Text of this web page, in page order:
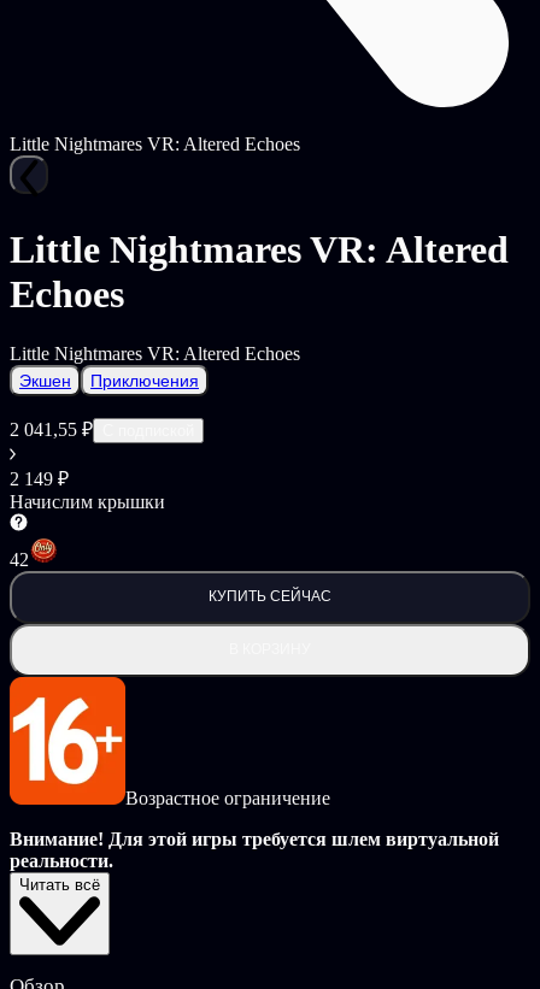
Little Nightmares VR: Altered Echoes
Little Nightmares VR: Altered
Echoes
Little Nightmares VR: Altered Echoes
Экшен Приключения
2 041,55 ₽
2 149 ₽
Начислим крышки
42
КУПИТЬ СЕЙЧАС
Возрастное ограничение
Внимание! Для этой игры требуется шлем виртуальной
реальности.
Тёмная Шесть отправляется в непростое путешествие, чтобы
вновь обрести себя.
Читать всё